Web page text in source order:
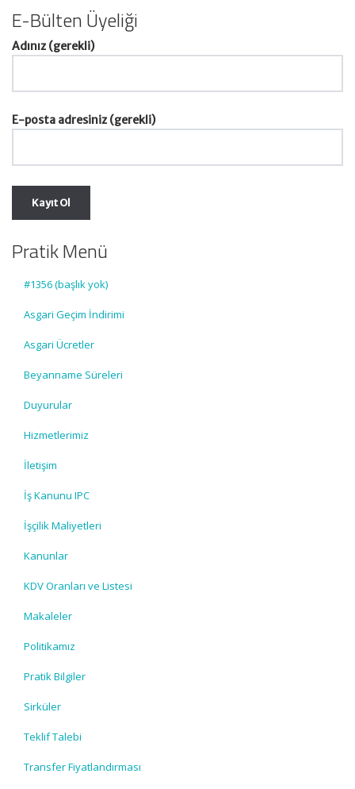
E-Bülten Üyeliği
Adınız (gerekli)
E-posta adresiniz (gerekli)
Pratik Menü
#1356 (başlık yok)
Asgari Geçim İndirimi
Asgari Ücretler
Beyanname Süreleri
Duyurular
Hizmetlerimiz
İletişim
İş Kanunu IPC
İşçilik Maliyetleri
Kanunlar
KDV Oranları ve Listesi
Makaleler
Politikamız
Pratik Bilgiler
Sirküler
Teklif Talebi
Transfer Fiyatlandırması